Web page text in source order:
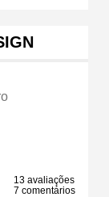
13 avaliações
7 comentários